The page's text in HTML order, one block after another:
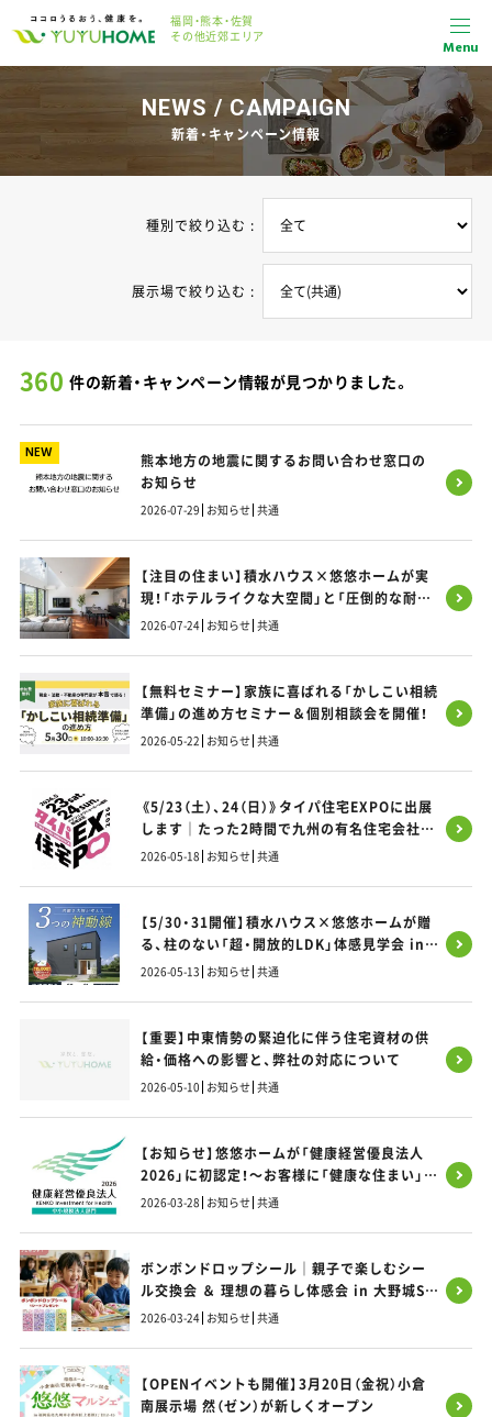
福岡・熊本・佐賀
その他近郊エリア
Menu
NEWS / CAMPAIGN
新着・キャンペーン情報
360 件の新着・キャンペーン情報が見つかりました。
種別で絞り込む :
展示場で絞り込む :
NEW
熊本地方の地震に関するお問い合わせ窓口の
お知らせ
2026-07-29 お知らせ 共通
【注目の住まい】積水ハウス×悠悠ホームが実
現！「ホテルライクな大空間」と「圧倒的な耐震
性」を両立する「SIコラボ」の秘密とは？
2026-07-24 お知らせ 共通
【無料セミナー】家族に喜ばれる「かしこい相続
準備」の進め方セミナー＆個別相談会を開催！
2026-05-22 お知らせ 共通
《5/23（土）、24（日）》タイパ住宅EXPOに出展
します｜たった2時間で九州の有名住宅会社9
社 まとめて比べられる家づくりフェス
2026-05-18 お知らせ 共通
【5/30・31開催】積水ハウス×悠悠ホームが贈
る、柱のない「超・開放的LDK」体感見学会 in
福岡市東区
2026-05-13 お知らせ 共通
【重要】中東情勢の緊迫化に伴う住宅資材の供
給・価格への影響と、弊社の対応について
2026-05-10 お知らせ 共通
【お知らせ】悠悠ホームが「健康経営優良法人
2026」に初認定！～お客様に「健康な住まい」を
お届けするため、まずは社員の健康から～
2026-03-28 お知らせ 共通
ボンボンドロップシール｜親子で楽しむシー
ル交換会 ＆ 理想の暮らし体感会 in 大野城SI
モデルハウス
2026-03-24 お知らせ 共通
【OPENイベントも開催】3月20日（金祝）小倉
南展示場 然（ゼン）が新しくオープン